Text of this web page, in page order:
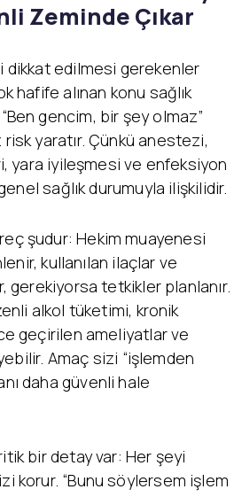
Zeminde Çıkar
edilmesi gerekenler
hafife alınan konu sağlık
gencim, bir şey olmaz”
yaratır. Çünkü anestezi,
yara iyileşmesi ve enfeksiyon
sağlık durumuyla ilişkilidir.
şudur: Hekim muayenesi
kullanılan ilaçlar ve
gerekiyorsa tetkikler planlanır.
alkol tüketimi, kronik
geçirilen ameliyatlar ve
Amaç sizi “işlemden
daha güvenli hale
bir detay var: Her şeyi
korur. “Bunu söylersem işlem